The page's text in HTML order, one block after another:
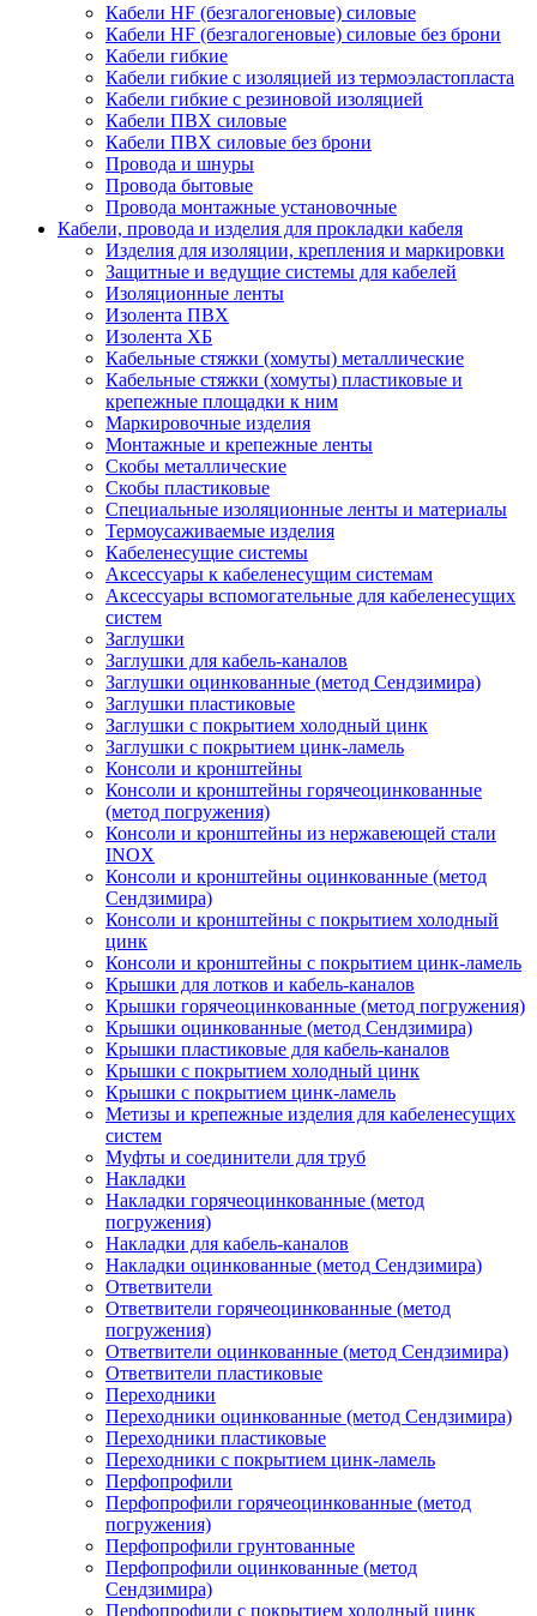
Кабели HF (безгалогеновые) силовые
Кабели HF (безгалогеновые) силовые без брони
Кабели гибкие
Кабели гибкие с изоляцией из термоэластопласта
Кабели гибкие с резиновой изоляцией
Кабели ПВХ силовые
Кабели ПВХ силовые без брони
Провода и шнуры
Провода бытовые
Провода монтажные установочные
Кабели, провода и изделия для прокладки кабеля
Изделия для изоляции, крепления и маркировки
Защитные и ведущие системы для кабелей
Изоляционные ленты
Изолента ПВХ
Изолента ХБ
Кабельные стяжки (хомуты) металлические
Кабельные стяжки (хомуты) пластиковые и
крепежные площадки к ним
Маркировочные изделия
Монтажные и крепежные ленты
Скобы металлические
Скобы пластиковые
Специальные изоляционные ленты и материалы
Термоусаживаемые изделия
Кабеленесущие системы
Аксессуары к кабеленесущим системам
Аксессуары вспомогательные для кабеленесущих
систем
Заглушки
Заглушки для кабель-каналов
Заглушки оцинкованные (метод Сендзимира)
Заглушки пластиковые
Заглушки с покрытием холодный цинк
Заглушки с покрытием цинк-ламель
Консоли и кронштейны
Консоли и кронштейны горячеоцинкованные
(метод погружения)
Консоли и кронштейны из нержавеющей стали
INOX
Консоли и кронштейны оцинкованные (метод
Сендзимира)
Консоли и кронштейны с покрытием холодный
цинк
Консоли и кронштейны с покрытием цинк-ламель
Крышки для лотков и кабель-каналов
Крышки горячеоцинкованные (метод погружения)
Крышки оцинкованные (метод Сендзимира)
Крышки пластиковые для кабель-каналов
Крышки с покрытием холодный цинк
Крышки с покрытием цинк-ламель
Метизы и крепежные изделия для кабеленесущих
систем
Муфты и соединители для труб
Накладки
Накладки горячеоцинкованные (метод
погружения)
Накладки для кабель-каналов
Накладки оцинкованные (метод Сендзимира)
Ответвители
Ответвители горячеоцинкованные (метод
погружения)
Ответвители оцинкованные (метод Сендзимира)
Ответвители пластиковые
Переходники
Переходники оцинкованные (метод Сендзимира)
Переходники пластиковые
Переходники с покрытием цинк-ламель
Перфопрофили
Перфопрофили горячеоцинкованные (метод
погружения)
Перфопрофили грунтованные
Перфопрофили оцинкованные (метод
Сендзимира)
Перфопрофили с покрытием холодный цинк